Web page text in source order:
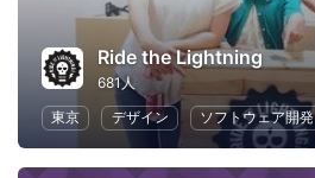
Ride the Lightning
681人
東京
デザイン ソフトウェア開発